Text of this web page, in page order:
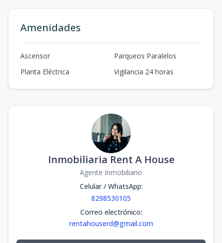
Amenidades
Ascensor
Parqueos Paralelos
Planta Eléctrica
Vigilancia 24 horas
Inmobiliaria Rent A House
Agente Inmobiliario
Celular / WhatsApp:
8298530105
Correo electrónico:
rentahouserd@gmail.com